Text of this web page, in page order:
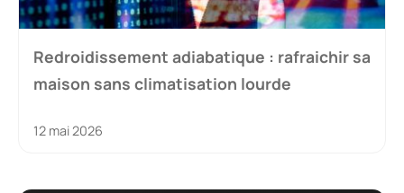
Redroidissement adiabatique : rafraichir sa
maison sans climatisation lourde
12 mai 2026